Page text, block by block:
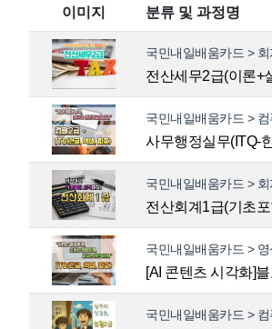
이미지 분류 및 과정명
국민내일배움카드 >
전산세무2급(이론+
국민내일배움카드 >
사무행정실무(ITQ-
국민내일배움카드 >
전산회계1급(기초
국민내일배움카드 >
[AI 콘텐츠 시각화]
국민내일배움카드 >